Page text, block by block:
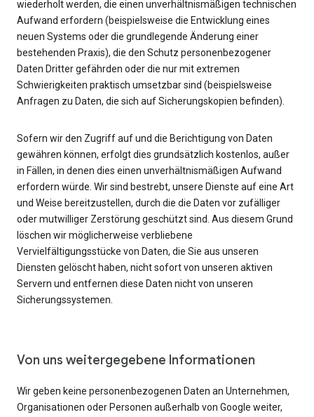
wiederholt werden, die einen unverhältnismäßigen technischen
Aufwand erfordern (beispielsweise die Entwicklung eines
neuen Systems oder die grundlegende Änderung einer
bestehenden Praxis), die den Schutz personenbezogener
Daten Dritter gefährden oder die nur mit extremen
Schwierigkeiten praktisch umsetzbar sind (beispielsweise
Anfragen zu Daten, die sich auf Sicherungskopien befinden).
Sofern wir den Zugriff auf und die Berichtigung von Daten
gewähren können, erfolgt dies grundsätzlich kostenlos, außer
in Fällen, in denen dies einen unverhältnismäßigen Aufwand
erfordern würde. Wir sind bestrebt, unsere Dienste auf eine Art
und Weise bereitzustellen, durch die die Daten vor zufälliger
oder mutwilliger Zerstörung geschützt sind. Aus diesem Grund
löschen wir möglicherweise verbliebene
Vervielfältigungsstücke von Daten, die Sie aus unseren
Diensten gelöscht haben, nicht sofort von unseren aktiven
Servern und entfernen diese Daten nicht von unseren
Sicherungssystemen.
Von uns weitergegebene Informationen
Wir geben keine personenbezogenen Daten an Unternehmen,
Organisationen oder Personen außerhalb von Google weiter,